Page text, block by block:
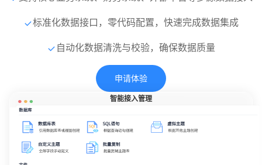
标准化数据接口，零代码配置，快速完成数据集成
自动化数据清洗与校验，确保数据质量
申请体验
智能接入管理